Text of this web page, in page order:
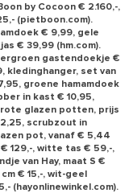
by Cocoon € 2.160,-,
(pietboon.com).
€ 9,99, gele
€ 39,99 (hm.com).
gastendoekje €
kledinghanger, set van
groene hamamdoek
in kast € 10,95,
glazen potten, prijs
scrubzout in
pot, vanaf € 5,44
129,-, witte tas € 59,-,
van Hay, maat S €
€ 15,-, wit-geel
(hayonlinewinkel.com).